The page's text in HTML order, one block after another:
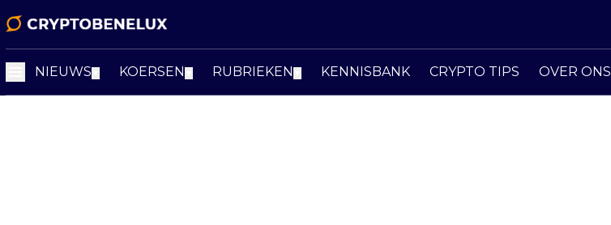
NIEUWS KOERSEN RUBRIEKEN KENNISBANK CRYPTO TIPS OVER ONS